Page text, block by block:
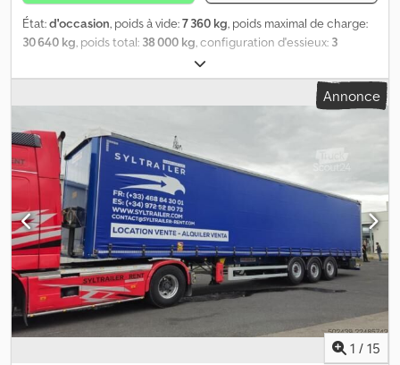
État:d'occasion, poids à vide:7 360 kg, poids maximal de charge:
30 640 kg, poids total: 38 000 kg, configuration d'essieux: 3
, première immatriculation:
dimension des pneus:-, Année de construction:2018,
, ref: LOC-VO24-1341 SYLTRAILER À LOUER ?
Rideau FIT ? Disponible Immédiatement - CONDITIONS DE
LOCATION Location courte, moyenne ou longue durée Véhicule
disponible immédiatement - INFORMATIONS GÉNÉRALES Marque
/ Modèle : Fruehauf FKSRT4 Type : Semi-remorque fourgon Année
: 2018 Numéro de châssis : VFKFKSRT4HUXX - CARACTÉRISTIQUES
TECHNIQUES Nombre d'essieux : 3 Suspension : Pneumatique
Porte arrière : Rideau FIT - DIMENSIONS Longueur de la zone de
chargement : 13.475 m - MASSES & CAPACITÉS Poids à vide : 7 360
kg PTAC : 38 000 kg (Autre PTAC homologué : 39 000 kg) TE
possible - ÉQUIPEMENTS Porte arrière Rideau FIT Suspension
pneumatique Châssis Fruehauf renforcé Freinage pneumatique
avec ABS / EBS - POINTS FORTS Fruehauf FKSRT4 2018 Semi-
remorque fourgon 3 essieux Credpfozr Rngsx Aiyef Suspension
Annonce
1 / 15